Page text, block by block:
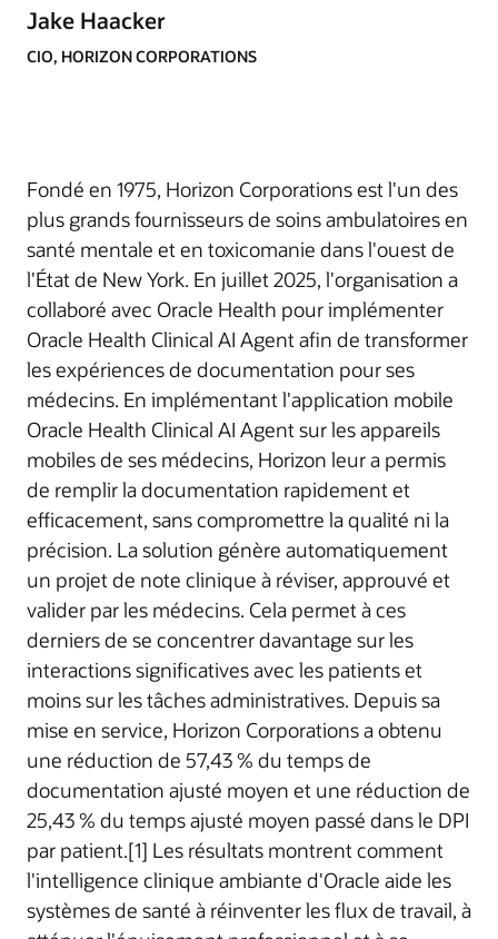
Jake Haacker
CIO, HORIZON CORPORATIONS
Fondé en 1975, Horizon Corporations est l'un des
plus grands fournisseurs de soins ambulatoires en
santé mentale et en toxicomanie dans l'ouest de
l'État de New York. En juillet 2025, l'organisation a
collaboré avec Oracle Health pour implémenter
Oracle Health Clinical AI Agent afin de transformer
les expériences de documentation pour ses
médecins. En implémentant l'application mobile
Oracle Health Clinical AI Agent sur les appareils
mobiles de ses médecins, Horizon leur a permis
de remplir la documentation rapidement et
efficacement, sans compromettre la qualité ni la
précision. La solution génère automatiquement
un projet de note clinique à réviser, approuvé et
valider par les médecins. Cela permet à ces
derniers de se concentrer davantage sur les
interactions significatives avec les patients et
moins sur les tâches administratives. Depuis sa
mise en service, Horizon Corporations a obtenu
une réduction de 57,43 % du temps de
documentation ajusté moyen et une réduction de
25,43 % du temps ajusté moyen passé dans le DPI
par patient.[1] Les résultats montrent comment
l'intelligence clinique ambiante d'Oracle aide les
systèmes de santé à réinventer les flux de travail, à